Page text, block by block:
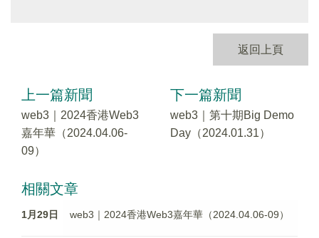
返回上頁
上一篇新聞
web3｜2024香港Web3
嘉年華（2024.04.06-
09）
下一篇新聞
web3｜第十期Big Demo
Day（2024.01.31）
相關文章
1月29日 web3｜2024香港Web3嘉年華（2024.04.06-09）